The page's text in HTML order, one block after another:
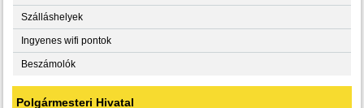
Szálláshelyek
Ingyenes wifi pontok
Beszámolók
Polgármesteri Hivatal